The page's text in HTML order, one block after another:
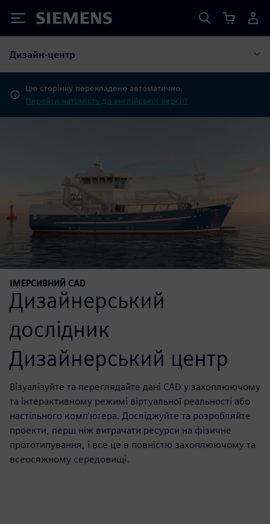
Siemens
Дизайн-центр
Цю сторінку перекладено автоматично.
Перейти натомість до англійської версії?
ІМЕРСИВНИЙ CAD
Дизайнерський
дослідник
Дизайнерський центр
Візуалізуйте та переглядайте дані CAD у захоплюючому
та інтерактивному режимі віртуальної реальності або
настільного комп'ютера. Досліджуйте та розробляйте
проекти, перш ніж витрачати ресурси на фізичне
прототипування, і все це в повністю захоплюючому та
всеосяжному середовищі.